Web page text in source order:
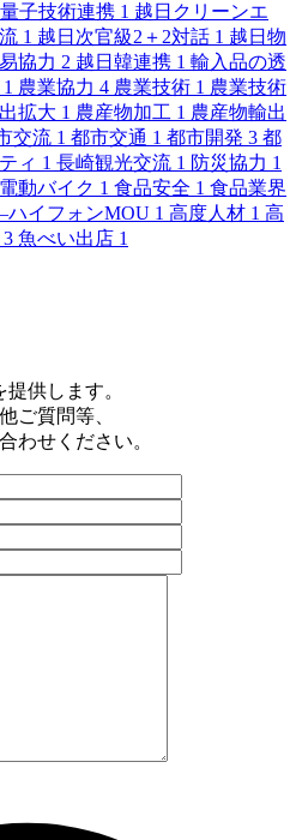
子技術連携 1 越日クリーンエ
1 越日次官級2＋2対話 1 越日物
協力 2 越日韓連携 1 輸入品の透
1 農業協力 4 農業技術 1 農業技術
拡大 1 農産物加工 1 農産物輸出
交流 1 都市交通 1 都市開発 3 都
ィ 1 長崎観光交流 1 防災協力 1
電動バイク 1 食品安全 1 食品業界
ハイフォンMOU 1 高度人材 1 高
3 魚べい出店 1
提供します。
ご質問等、​
わせください。​